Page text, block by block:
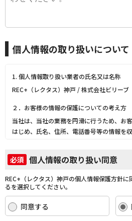
個人情報の取り扱いについて
1. 個人情報取り扱い業者の氏名又は名称
REC+（レクタス）神戸 / 株式会社ビリーブ
２．お客様の情報の保護についての考え方
当社は、当社の業務を円滑に行うため、お
はじめ、氏名、住所、電話番号等の情報を
当社は、これらのお客さまの個人情報（以
す。）の適正な保護を重大な責務と認識し
(1) お客さま情報に適用される個人情報の
法令を遵守し、適切に取り扱います。また
す。
(2) お客さま情報の取扱いに関する規程を
必須 個人情報の取り扱い同意
REC+（レクタス）神戸の個人情報保護方針
るを選択してください。
同意する